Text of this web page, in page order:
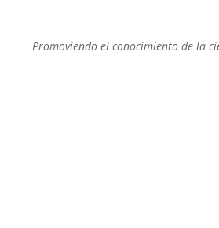
Promoviendo el conocimiento de la